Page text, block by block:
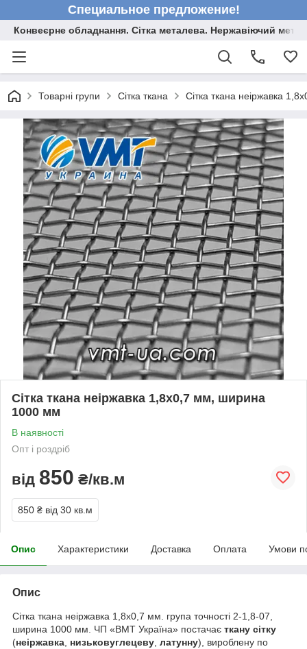
Специальное предложение!
Конвеєрне обладнання. Сітка металева. Нержавіючий
Товарні групи Сітка ткана Сітка ткана неіржавка
Сітка ткана неіржавка 1,8х0,7 мм, ширина
1000 мм
В наявності
Опт і роздріб
від 850 ₴/кв.м
850 ₴ від 30 кв.м
Опис Характеристики Доставка Оплата Умови
Опис
Сітка ткана неіржавка 1,8х0,7 мм. група точності 2-1,8-07,
ширина 1000 мм. ЧП «ВМТ Україна» постачає ткану сітку
(неіржавка низьковуглецеву латунну), вироблену по